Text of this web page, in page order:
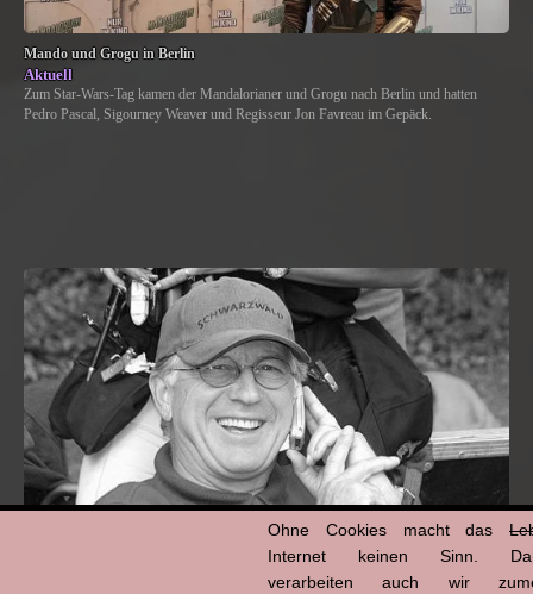
Mando und Grogu in Berlin
Aktuell
Zum Star-Wars-Tag kamen der Mandalorianer und Grogu nach Berlin und hatten
Pedro Pascal, Sigourney Weaver und Regisseur Jon Favreau im Gepäck.
Ohne Cookies macht das
Internet keinen Sinn.
verarbeiten auch wir